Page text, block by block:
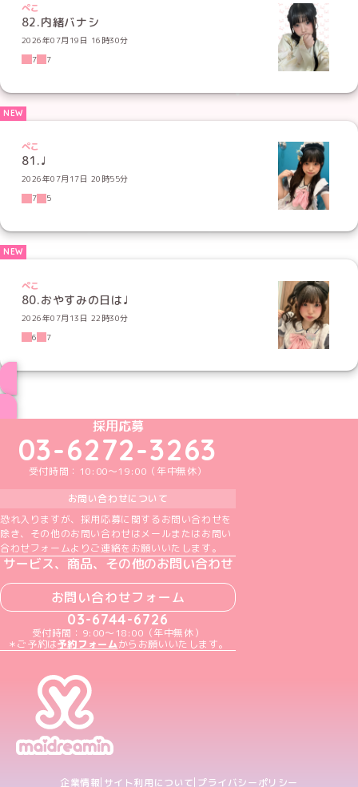
ぺこ
82.内緒バナシ
2026年07月19日 16時30分
7
7
ぺこ
81.♩
2026年07月17日 20時55分
7
5
ぺこ
80.おやすみの日は♩
2026年07月13日 22時30分
6
7
めいどりーみんTikTok公式アカウント
めいどりーみんX公式アカウント
めいどりーみんInstagram公式アカウント
めいどりーみんFacebook公式アカウン
めいどりーみんYouTube公式アカ
採用応募
03-6272-3263
受付時間：10:00～19:00（年中無休）
お問い合わせについて
恐れ入りますが、採用応募に関するお問い合わせを
除き、その他のお問い合わせはメールまたはお問い
合わせフォームよりご連絡をお願いいたします。
サービス、商品、その他のお問い合わせ
お問い合わせフォーム
03-6744-6726
受付時間：9:00～18:00（年中無休）
＊ご予約は予約フォームからお願いいたします。
企業情報 サイト利用について プライバシーポリシー